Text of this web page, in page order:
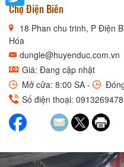
Chợ Điện Biên
18 Phan chu trinh, P Điện
Hóa
dungle@huyenduc.com.vn
Giá: Đang cập nhật
Mở cửa: 8:00 SA -
Số điện thoại: 0913269478
Twitter